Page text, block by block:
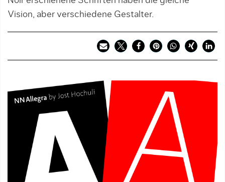
Vision, aber verschiedene Gestalter.